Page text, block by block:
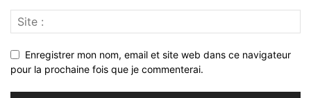
Enregistrer mon nom, email et site web dans ce navigateur
pour la prochaine fois que je commenterai.